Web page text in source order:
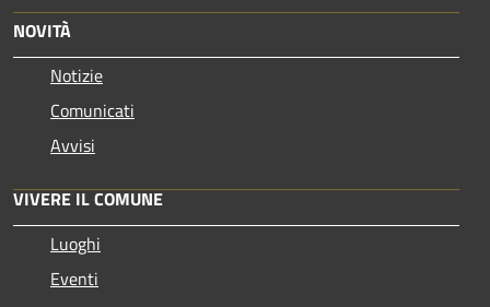
NOVITÀ
Notizie
Comunicati
Avvisi
VIVERE IL COMUNE
Luoghi
Eventi